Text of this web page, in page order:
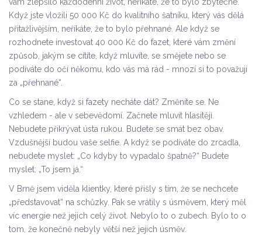
vám zlepšilo každodenní život, neříkáte, že to bylo zbytečné.
Když jste vložili 50 000 Kč do kvalitního šatníku, který vás dělá
přitažlivějším, neříkáte, že to bylo přehnané. Ale když se
rozhodnete investovat 40 000 Kč do fazet, které vám změní
způsob, jakým se cítíte, když mluvíte, se smějete nebo se
podíváte do očí někomu, kdo vás má rád - mnozí si to považují
za „přehnané“.
Co se stane, když si fazety necháte dát? Změníte se. Ne
vzhledem - ale v sebevědomí. Začnete mluvit hlasitěji.
Nebudete přikrývat ústa rukou. Budete se smát bez obav.
Vzdušnější budou vaše selfie. A když se podíváte do zrcadla,
nebudete myslet: „Co kdyby to vypadalo špatně?“ Budete
myslet: „To jsem já.“
V Brně jsem viděla klientky, které přišly s tím, že se nechcete
„představovat“ na schůzky. Pak se vrátily s úsměvem, který měl
víc energie než jejich celý život. Nebylo to o zubech. Bylo to o
tom, že konečně nebyly větší než jejich úsměv.